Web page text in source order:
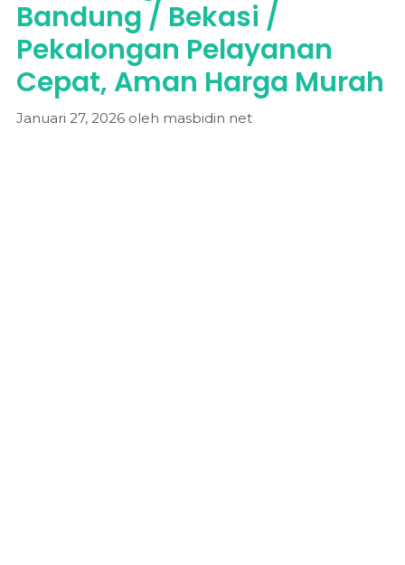
Bandung / Bekasi /
Pekalongan Pelayanan
Cepat, Aman Harga Murah
Januari 27, 2026 oleh masbidin net